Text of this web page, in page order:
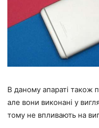
В даному апараті також
але вони виконані у
тому не впливають на